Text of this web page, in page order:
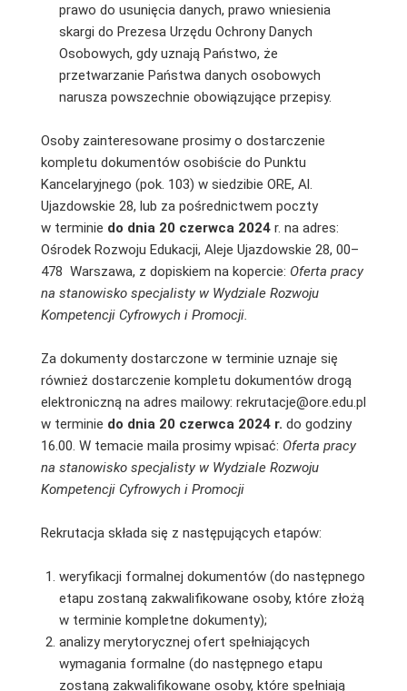
prawo do usunięcia danych, prawo wniesienia
skargi do Prezesa Urzędu Ochrony Danych
Osobowych, gdy uznają Państwo, że
przetwarzanie Państwa danych osobowych
narusza powszechnie obowiązujące przepisy.
Osoby zainteresowane prosimy o dostarczenie
kompletu dokumentów osobiście do Punktu
Kancelaryjnego (pok. 103) w siedzibie ORE, Al.
Ujazdowskie 28, lub za pośrednictwem poczty
w terminie do dnia 20 czerwca 2024r. na adres:
Ośrodek Rozwoju Edukacji, Aleje Ujazdowskie 28, 00–
478 Warszawa, z dopiskiem na kopercie: Oferta pracy
na stanowisko specjalisty w Wydziale Rozwoju
Kompetencji Cyfrowych i Promocji.
Za dokumenty dostarczone w terminie uznaje się
również dostarczenie kompletu dokumentów drogą
elektroniczną na adres mailowy: rekrutacje@ore.edu.pl
w terminie do dnia 20 czerwca 2024 r. do godziny
16.00. W temacie maila prosimy wpisać: Oferta pracy
na stanowisko specjalisty w Wydziale Rozwoju
Kompetencji Cyfrowych i Promocji
Rekrutacja składa się z następujących etapów:
weryfikacji formalnej dokumentów (do następnego
etapu zostaną zakwalifikowane osoby, które złożą
w terminie kompletne dokumenty);
analizy merytorycznej ofert spełniających
wymagania formalne (do następnego etapu
zostaną zakwalifikowane osoby, które spełniają